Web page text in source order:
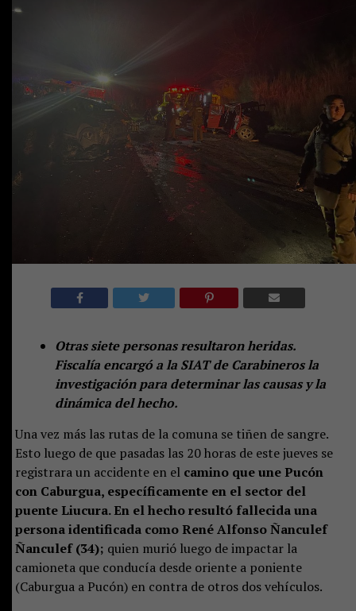
Otras siete personas resultaron heridas.
Fiscalía encargó a la SIAT de Carabineros la
investigación para determinar las causas y la
dinámica del hecho.
Una vez más las rutas de la comuna se tiñen de sangre.
Esto luego de que pasadas las 20 horas de este jueves se
registrara un accidente en el camino que une Pucón
con Caburgua, específicamente en el sector del
puente Liucura. En el hecho resultó fallecida una
persona identificada como René Alfonso Ñanculef
Ñanculef (34); quien murió luego de impactar la
camioneta que conducía desde oriente a poniente
(Caburgua a Pucón) en contra de otros dos vehículos.